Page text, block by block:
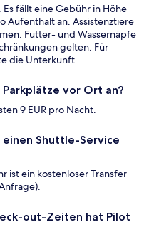
fällt eine Gebühr in Höhe
Aufenthalt an. Assistenztiere
Futter- und Wassernäpfe
gelten. Für
die Unterkunft.
vor Ort an?
9 EUR pro Nacht.
Shuttle-Service
ist ein kostenloser Transfer
out-Zeiten hat Pilot